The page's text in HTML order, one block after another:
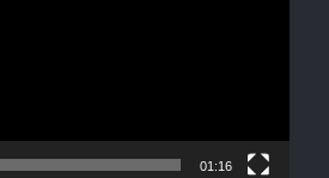
01:16